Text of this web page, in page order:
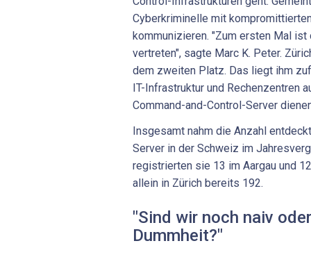
Cyberkriminelle mit
kommunizieren. "Zum ersten Mal ist
vertreten", sagte Marc K. Peter.
dem zweiten Platz. Das liegt ihm
IT-Infrastruktur und Rechenzentren
Command-and-Control-Server
Insgesamt nahm die Anzahl
Server in der Schweiz im
registrierten sie 13 im Aargau und
allein in Zürich bereits 192.
"Sind wir noch naiv
Dummheit?"